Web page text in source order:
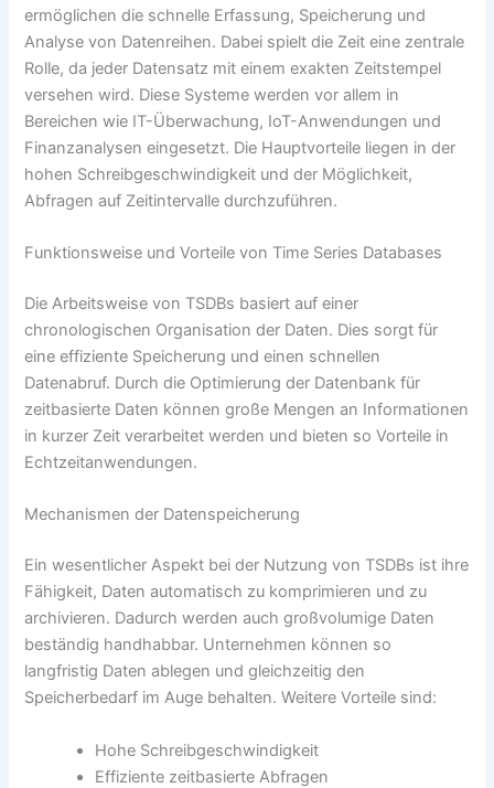
ermöglichen die schnelle Erfassung, Speicherung und
Analyse von Datenreihen. Dabei spielt die Zeit eine zentrale
Rolle, da jeder Datensatz mit einem exakten Zeitstempel
versehen wird. Diese Systeme werden vor allem in
Bereichen wie IT-Überwachung, IoT-Anwendungen und
Finanzanalysen eingesetzt. Die Hauptvorteile liegen in der
hohen Schreibgeschwindigkeit und der Möglichkeit,
Abfragen auf Zeitintervalle durchzuführen.
Funktionsweise und Vorteile von Time Series Databases
Die Arbeitsweise von TSDBs basiert auf einer
chronologischen Organisation der Daten. Dies sorgt für
eine effiziente Speicherung und einen schnellen
Datenabruf. Durch die Optimierung der Datenbank für
zeitbasierte Daten können große Mengen an Informationen
in kurzer Zeit verarbeitet werden und bieten so Vorteile in
Echtzeitanwendungen.
Mechanismen der Datenspeicherung
Ein wesentlicher Aspekt bei der Nutzung von TSDBs ist ihre
Fähigkeit, Daten automatisch zu komprimieren und zu
archivieren. Dadurch werden auch großvolumige Daten
beständig handhabbar. Unternehmen können so
langfristig Daten ablegen und gleichzeitig den
Speicherbedarf im Auge behalten. Weitere Vorteile sind:
Hohe Schreibgeschwindigkeit
Effiziente zeitbasierte Abfragen